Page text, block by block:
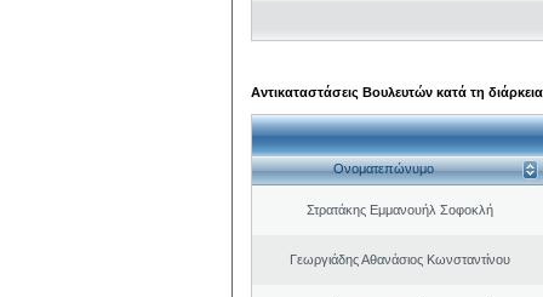
Αντικαταστάσεις Βουλευτών κατά τη
Ονοματεπώνυμο
Στρατάκης Εμμανουήλ Σοφοκλή
Γεωργιάδης Αθανάσιος Κωνσταντίνου